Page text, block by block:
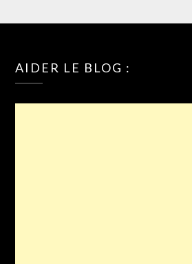
AIDER LE BLOG :